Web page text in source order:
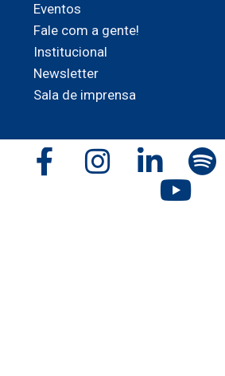
Eventos
Fale com a gente!
Institucional
Newsletter
Sala de imprensa